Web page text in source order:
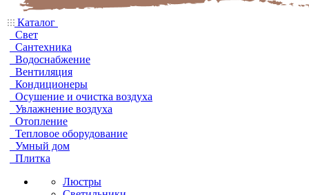
Каталог
Свет
Сантехника
Водоснабжение
Вентиляция
Кондиционеры
Осушение и очистка воздуха
Увлажнение воздуха
Отопление
Тепловое оборудование
Умный дом
Плитка
Люстры